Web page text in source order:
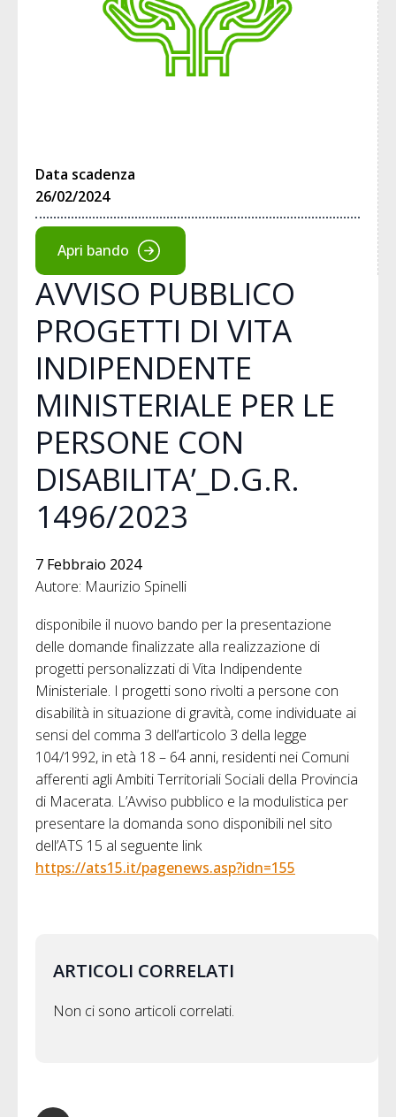
Data scadenza
26/02/2024
Apri bando
AVVISO PUBBLICO
PROGETTI DI VITA
INDIPENDENTE
MINISTERIALE PER LE
PERSONE CON
DISABILITA’_D.G.R.
1496/2023
7 Febbraio 2024
Autore: Maurizio Spinelli
disponibile il nuovo bando per la presentazione
delle domande finalizzate alla realizzazione di
progetti personalizzati di Vita Indipendente
Ministeriale. I progetti sono rivolti a persone con
disabilità in situazione di gravità, come individuate ai
sensi del comma 3 dell’articolo 3 della legge
104/1992, in età 18 – 64 anni, residenti nei Comuni
afferenti agli Ambiti Territoriali Sociali della Provincia
di Macerata. L’Avviso pubblico e la modulistica per
presentare la domanda sono disponibili nel sito
dell’ATS 15 al seguente link
https://ats15.it/pagenews.asp?idn=155
ARTICOLI CORRELATI
Non ci sono articoli correlati.